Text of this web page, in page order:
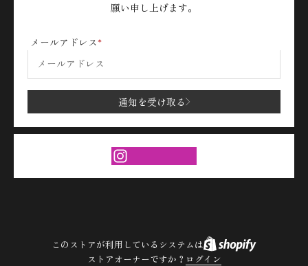
願い申し上げます。
メールアドレス
通知を受け取る
このストアが利用しているシステムは
ストアオーナーですか？ ログイン